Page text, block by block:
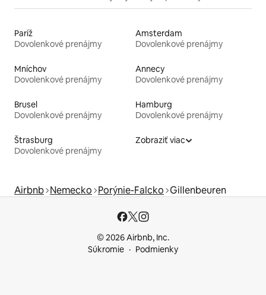
Paríž
Dovolenkové prenájmy
Amsterdam
Dovolenkové prenájmy
Mníchov
Dovolenkové prenájmy
Annecy
Dovolenkové prenájmy
Brusel
Dovolenkové prenájmy
Hamburg
Dovolenkové prenájmy
Štrasburg
Dovolenkové prenájmy
Zobraziť viac
Airbnb Nemecko Porýnie-Falcko Gillenbeuren
© 2026 Airbnb, Inc.
Súkromie
Podmienky